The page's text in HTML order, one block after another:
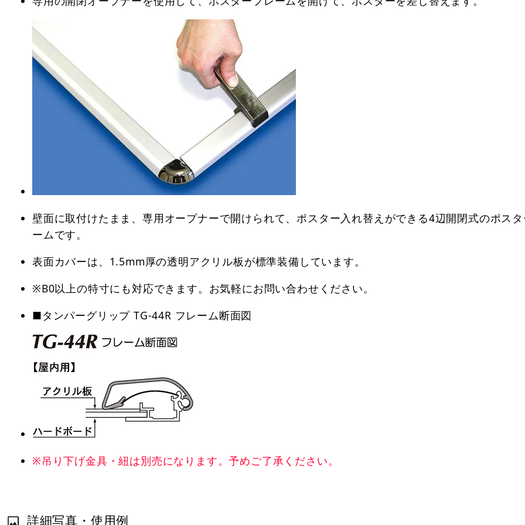
壁面に取付けたまま、専用オープナーで開けられて、ポスター入れ替えができる4辺開閉式のポス
ームです。
表面カバーは、1.5mm厚の透明アクリル板が標準装備しています。
※B0以上の特寸にも対応できます。お気軽にお問い合わせください。
■タンパーグリップ TG-44R フレーム断面図
※吊り下げ金具・紐は別売になります。予めご了承ください。
詳細写真・使用例